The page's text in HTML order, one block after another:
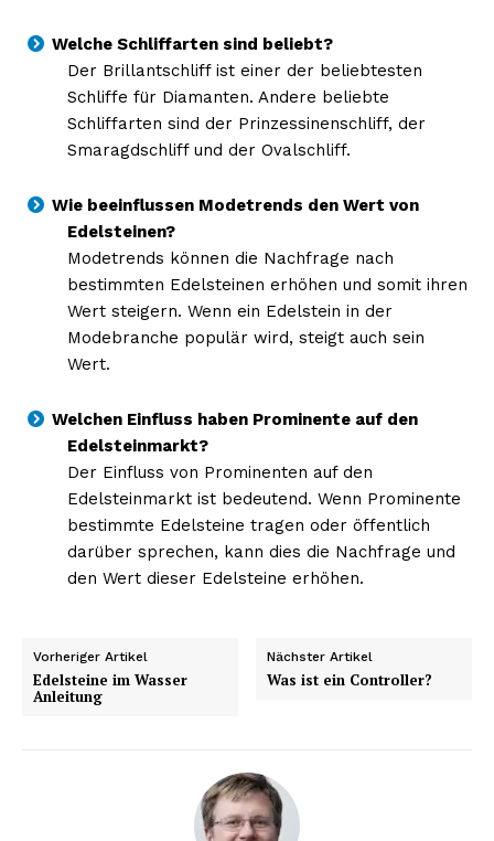
Welche Schliffarten sind beliebt?
Der Brillantschliff ist einer der beliebtesten
Schliffe für Diamanten. Andere beliebte
Schliffarten sind der Prinzessinenschliff, der
Smaragdschliff und der Ovalschliff.
Wie beeinflussen Modetrends den Wert von
Edelsteinen?
Modetrends können die Nachfrage nach
bestimmten Edelsteinen erhöhen und somit ihren
Wert steigern. Wenn ein Edelstein in der
Modebranche populär wird, steigt auch sein
Wert.
Welchen Einfluss haben Prominente auf den
Edelsteinmarkt?
Der Einfluss von Prominenten auf den
Edelsteinmarkt ist bedeutend. Wenn Prominente
bestimmte Edelsteine tragen oder öffentlich
darüber sprechen, kann dies die Nachfrage und
den Wert dieser Edelsteine erhöhen.
Vorheriger Artikel
Edelsteine im Wasser
Anleitung
Nächster Artikel
Was ist ein Controller?